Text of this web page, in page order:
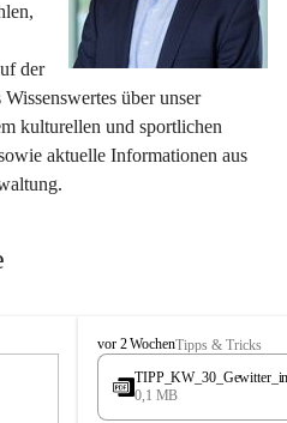
der
über unser
kulturellen und sportlichen
aktuelle Informationen aus
L
a
e
vor 2 WochenTipps & Tricks
0,1 MB